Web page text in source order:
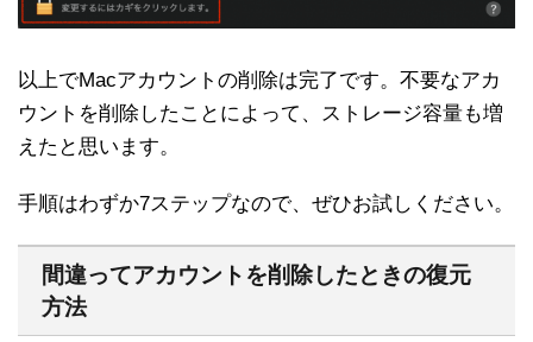
以上でMacアカウントの削除は完了です。不要なアカ
ウントを削除したことによって、ストレージ容量も増
えたと思います。
手順はわずか7ステップなので、ぜひお試しください。
間違ってアカウントを削除したときの復元
方法